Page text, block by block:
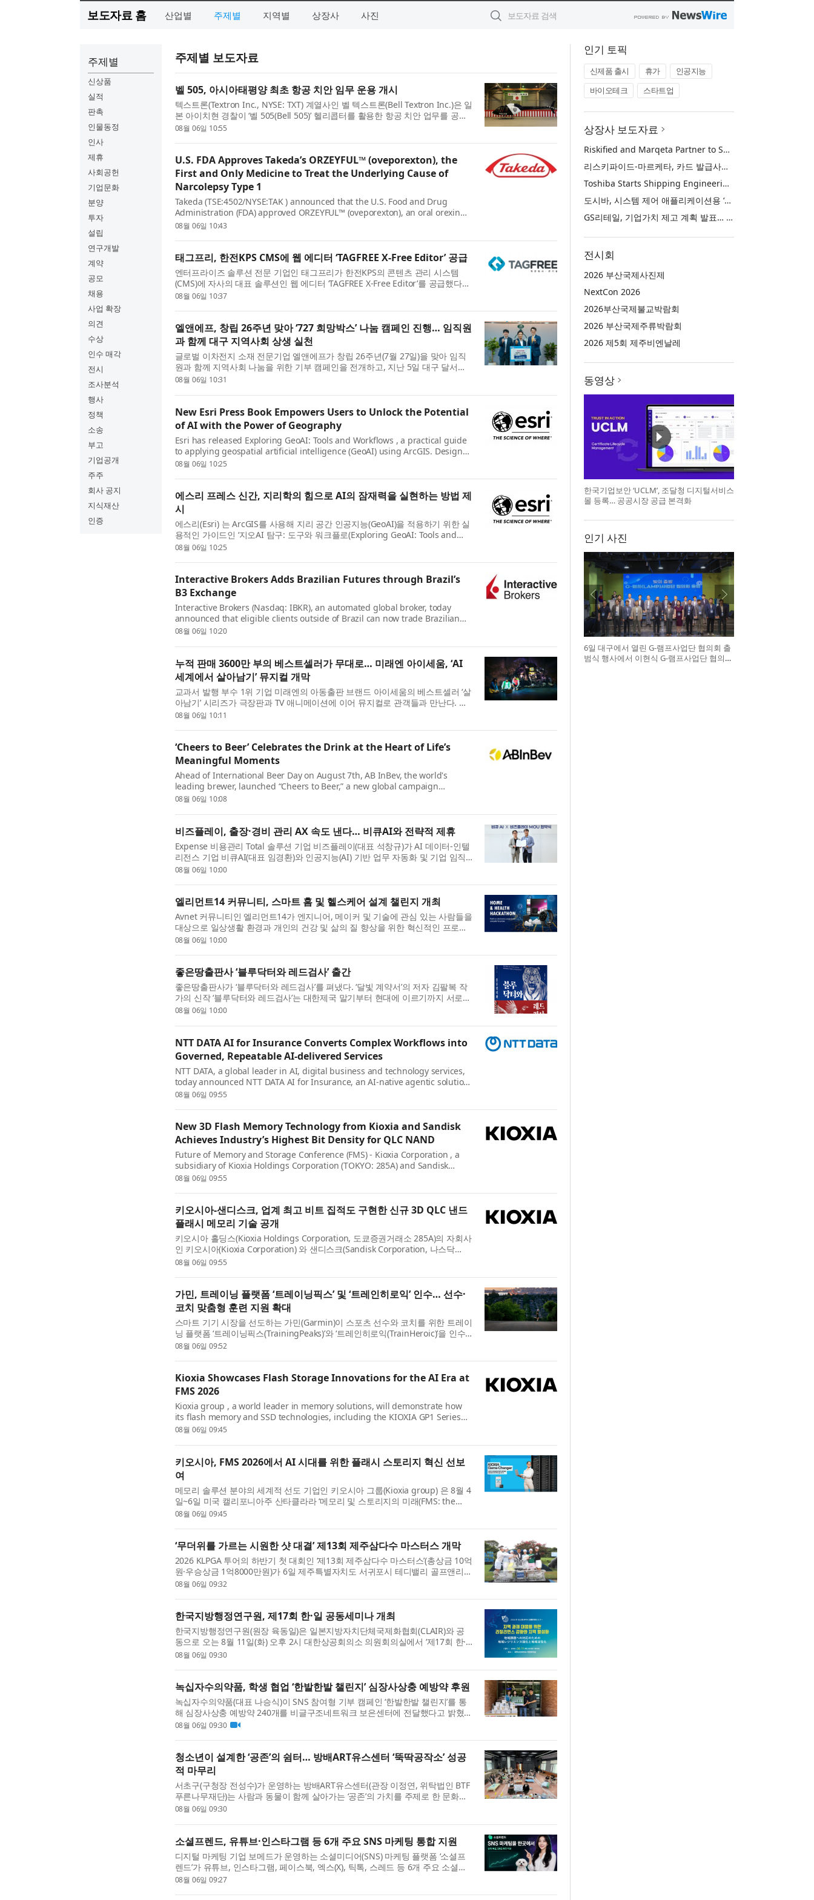
보도자료 홈 산업별 주제별 지역별 상장사 사진
주제별
신상품
실적
판촉
인물동정
인사
제휴
사회공헌
기업문화
분양
투자
설립
연구개발
계약
공모
채용
사업 확장
의견
수상
인수 매각
전시
조사분석
행사
정책
소송
부고
기업공개
주주
회사 공지
지식재산
인증
주제별 보도자료
벨 505, 아시아태평양 최초 항공 치안 임무 운용 개시
텍스트론(Textron Inc., NYSE: TXT) 계열사인 벨 텍스트론(Bell Textron Inc.)은 일
본 아이치현 경찰이 ‘벨 505(Bell 505)’ 헬리콥터를 활용한 항공 치안 업무를 공식
적으로 시작했다고 발표했다. 이는 아시아태평양 지역 항공 분야의 역사적인 이
08월 06일 10:55
U.S. FDA Approves Takeda’s ORZEYFUL™ (oveporexton), the
First and Only Medicine to Treat the Underlying Cause of
Narcolepsy Type 1
Takeda (TSE:4502/NYSE:TAK ) announced that the U.S. Food and Drug
Administration (FDA) approved ORZEYFUL™ (oveporexton), an oral orexin
receptor 2 (OX2R) agonist, for the treatment of narcolepsy type 1 (NT1,
08월 06일 10:43
태그프리, 한전KPS CMS에 웹 에디터 ‘TAGFREE X-Free Editor’ 공급
엔터프라이즈 솔루션 전문 기업인 태그프리가 한전KPS의 콘텐츠 관리 시스템
(CMS)에 자사의 대표 솔루션인 웹 에디터 ‘TAGFREE X-Free Editor’를 공급했다고
밝혔다. 이번 공급을 통해 한전KPS는 CMS 내 웹 콘텐츠 작성 및 관리 환경의 편
08월 06일 10:37
엘앤에프, 창립 26주년 맞아 ‘727 희망박스’ 나눔 캠페인 진행… 임직원
과 함께 대구 지역사회 상생 실천
글로벌 이차전지 소재 전문기업 엘앤에프가 창립 26주년(7월 27일)을 맞아 임직
원과 함께 지역사회 나눔을 위한 기부 캠페인을 전개하고, 지난 5일 대구 달서구
청에서 공식 물품 기탁식을 진행했다고 밝혔다. 이번 캠페인은 엘앤에프 본사 소
08월 06일 10:31
New Esri Press Book Empowers Users to Unlock the Potential
of AI with the Power of Geography
Esri has released Exploring GeoAI: Tools and Workflows , a practical guide
to applying geospatial artificial intelligence (GeoAI) using ArcGIS. Designed
for GIS professionals, analysts, and data scientists, this hands-on workbook
08월 06일 10:25
에스리 프레스 신간, 지리학의 힘으로 AI의 잠재력을 실현하는 방법 제
시
에스리(Esri) 는 ArcGIS를 사용해 지리 공간 인공지능(GeoAI)을 적용하기 위한 실
용적인 가이드인 ‘지오AI 탐구: 도구와 워크플로(Exploring GeoAI: Tools and
Workflows) ’를 출간했다. GIS 전문가, 분석가, 데이터 과학자를 위해 설계된 이
08월 06일 10:25
Interactive Brokers Adds Brazilian Futures through Brazil’s
B3 Exchange
Interactive Brokers (Nasdaq: IBKR), an automated global broker, today
announced that eligible clients outside of Brazil can now trade Brazilian
futures in addition to equities through the B3 exchange. Interactive
08월 06일 10:20
누적 판매 3600만 부의 베스트셀러가 무대로… 미래엔 아이세움, ‘AI
세계에서 살아남기’ 뮤지컬 개막
교과서 발행 부수 1위 기업 미래엔의 아동출판 브랜드 아이세움의 베스트셀러 ‘살
아남기’ 시리즈가 극장판과 TV 애니메이션에 이어 뮤지컬로 관객들과 만난다. 시
리즈 최초로 무대화된 ‘AI(인공지능) 세계에서 살아남기’가 지난 28일 서울숲 씨어
08월 06일 10:11
‘Cheers to Beer’ Celebrates the Drink at the Heart of Life’s
Meaningful Moments
Ahead of International Beer Day on August 7th, AB InBev, the world's
leading brewer, launched “Cheers to Beer,” a new global campaign
celebrating the timeless role beer plays in culture and communities
08월 06일 10:08
비즈플레이, 출장·경비 관리 AX 속도 낸다… 비큐AI와 전략적 제휴
Expense 비용관리 Total 솔루션 기업 비즈플레이(대표 석창규)가 AI 데이터-인텔
리전스 기업 비큐AI(대표 임경환)와 인공지능(AI) 기반 업무 자동화 및 기업 임직
원 대상(B2E) 서비스 고도화를 위한 전략적 업무협약을 체결했다고 6일 밝혔다.
08월 06일 10:00
엘리먼트14 커뮤니티, 스마트 홈 및 헬스케어 설계 챌린지 개최
Avnet 커뮤니티인 엘리먼트14가 엔지니어, 메이커 및 기술에 관심 있는 사람들을
대상으로 일상생활 환경과 개인의 건강 및 삶의 질 향상을 위한 혁신적인 프로토
타입을 설계·제작하는 새로운 스마트 홈 및 헬스케어 설계 챌린지를 시작했다. 이
08월 06일 10:00
좋은땅출판사 ‘블루닥터와 레드검사’ 출간
좋은땅출판사가 ‘블루닥터와 레드검사’를 펴냈다. ‘달빛 계약서’의 저자 김팔복 작
가의 신작 ‘블루닥터와 레드검사’는 대한제국 말기부터 현대에 이르기까지 서로
다른 신념을 선택한 두 가문의 100년을 따라가는 역사 장편소설이다. 생명을 살
08월 06일 10:00
NTT DATA AI for Insurance Converts Complex Workflows into
Governed, Repeatable AI-delivered Services
NTT DATA, a global leader in AI, digital business and technology services,
today announced NTT DATA AI for Insurance, an AI-native agentic solution
that converts complex core insurance workflows into governed, repeatable
08월 06일 09:55
New 3D Flash Memory Technology from Kioxia and Sandisk
Achieves Industry’s Highest Bit Density for QLC NAND
Future of Memory and Storage Conference (FMS) - Kioxia Corporation , a
subsidiary of Kioxia Holdings Corporation (TOKYO: 285A) and Sandisk
Corporation (Nasdaq: SNDK) today unveiled their next-generation Quad-
08월 06일 09:55
키오시아-샌디스크, 업계 최고 비트 집적도 구현한 신규 3D QLC 낸드
플래시 메모리 기술 공개
키오시아 홀딩스(Kioxia Holdings Corporation, 도쿄증권거래소 285A)의 자회사
인 키오시아(Kioxia Corporation) 와 샌디스크(Sandisk Corporation, 나스닥
SNDK)는 메모리 및 스토리지의 미래 콘퍼런스(Future of Memory and Storage
08월 06일 09:55
가민, 트레이닝 플랫폼 ‘트레이닝픽스’ 및 ‘트레인히로익’ 인수… 선수·
코치 맞춤형 훈련 지원 확대
스마트 기기 시장을 선도하는 가민(Garmin)이 스포츠 선수와 코치를 위한 트레이
닝 플랫폼 ‘트레이닝픽스(TrainingPeaks)’와 ‘트레인히로익(TrainHeroic)’을 인수
했다. 이번 인수로 가민은 피트니스 및 웰니스 생태계 전반에 새로운 코칭과 트레
08월 06일 09:52
Kioxia Showcases Flash Storage Innovations for the AI Era at
FMS 2026
Kioxia group , a world leader in memory solutions, will demonstrate how
its flash memory and SSD technologies, including the KIOXIA GP1 Series
PCIe® 6.0 NVMe™ Super High IOPS SSDs, optimized for GPU direct access,
08월 06일 09:45
키오시아, FMS 2026에서 AI 시대를 위한 플래시 스토리지 혁신 선보
여
메모리 솔루션 분야의 세계적 선도 기업인 키오시아 그룹(Kioxia group) 은 8월 4
일~6일 미국 캘리포니아주 산타클라라 ‘메모리 및 스토리지의 미래(FMS: the
Future of Memory and Storage)’ 행사에서 GPU 직접 액세스에 최적화된 키오시
08월 06일 09:45
‘무더위를 가르는 시원한 샷 대결’ 제13회 제주삼다수 마스터스 개막
2026 KLPGA 투어의 하반기 첫 대회인 ‘제13회 제주삼다수 마스터스’(총상금 10억
원·우승상금 1억8000만원)가 6일 제주특별자치도 서귀포시 테디밸리 골프앤리조
트(파72)에서 막을 올렸다. 올해로 13회를 맞은 제주삼다수 마스터스는 ‘축제니까
08월 06일 09:32
한국지방행정연구원, 제17회 한·일 공동세미나 개최
한국지방행정연구원(원장 육동일)은 일본지방자치단체국제화협회(CLAIR)와 공
동으로 오는 8월 11일(화) 오후 2시 대한상공회의소 의원회의실에서 ‘제17회 한·
일 공동세미나’를 개최한다. 이번 세미나는 ‘지역 과제 대응을 위한 리질리언스 강
08월 06일 09:30
녹십자수의약품, 학생 협업 ‘한발한발 챌린지’ 심장사상충 예방약 후원
녹십자수의약품(대표 나승식)이 SNS 참여형 기부 캠페인 ‘한발한발 챌린지’를 통
해 심장사상충 예방약 240개를 비글구조네트워크 보은센터에 전달했다고 밝혔
다. ‘한발한발 챌린지’는 페이스튼국제학교 학생 프로젝트 ‘PawfectRxCycle’과 협
08월 06일 09:30
청소년이 설계한 ‘공존’의 쉼터… 방배ART유스센터 ‘뚝딱공작소’ 성공
적 마무리
서초구(구청장 전성수)가 운영하는 방배ART유스센터(관장 이정연, 위탁법인 BTF
푸른나무재단)는 사람과 동물이 함께 살아가는 ‘공존’의 가치를 주제로 한 문화예
술 사회공헌 프로젝트 ‘뚝딱공작소’를 성공적으로 마무리했다. ‘뚝딱공작소’는 청
08월 06일 09:30
소셜프렌드, 유튜브·인스타그램 등 6개 주요 SNS 마케팅 통합 지원
디지털 마케팅 기업 보메드가 운영하는 소셜미디어(SNS) 마케팅 플랫폼 ‘소셜프
렌드’가 유튜브, 인스타그램, 페이스북, 엑스(X), 틱톡, 스레드 등 6개 주요 소셜미
디어의 마케팅 서비스를 한곳에서 이용할 수 있는 통합 환경을 제공한다고 밝혔
08월 06일 09:27
인기 토픽
신제품 출시 휴가
인공지능
바이오테크
스타트업
상장사 보도자료
Riskified and Marqeta Partner to Sharpen Card Issuer Authorization Decisions and Help Reduce False Declines
리스키파이드-마르케타, 카드 발급사의 승인 판단 정교화 및 오거절 감소 위해 협력
Toshiba Starts Shipping Engineering Samples of TXZ+™ Family Entry‑Class M4V Group, Standard Microcontrollers with Arm® Cortex®‑M4 Core for System Control Applications
도시바, 시스템 제어 애플리케이션용 ‘암 코어텍스-M4’ 코어 탑재 표준 마이크로컨트롤러 TXZ+ 패밀리 엔트리 클래스 ‘M4V 그룹’ 엔지니어링 샘플 출하 개시
GS리테일, 기업가치 제고 계획 발표… 중장기 성장 기반 강화와 주주가치 제고
전시회
2026 부산국제사진제
NextCon 2026
2026부산국제불교박람회
2026 부산국제주류박람회
2026 제5회 제주비엔날레
동영상
한국기업보안 ‘UCLM’, 조달청 디지털서비스
몰 등록… 공공시장 공급 본격화
인기 사진
6일 대구에서 열린 G-램프사업단 협의회 출
범식 행사에서 이현식 G-램프사업단 협의회